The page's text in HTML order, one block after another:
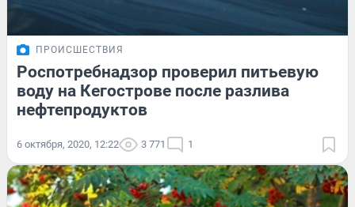
ПРОИСШЕСТВИЯ
Роспотребнадзор проверил питьевую
воду на Кегострове после разлива
нефтепродуктов
6 октября, 2020, 12:22 3 771 1